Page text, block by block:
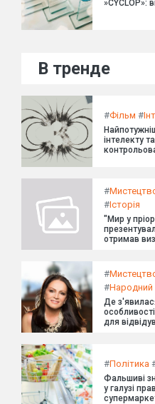
»CYCLOP»:
В тренде
#Фільм #
інтелекту
#
#Історія
"Мир у
отримав
#
#Народний
Де
для
#Політика
Фальшиві
у галузі